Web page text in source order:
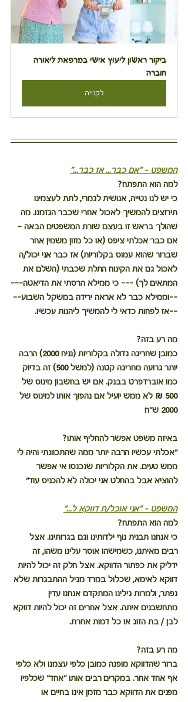
ביקור ראשון ליעוץ אישי במרפאת ליאורה
חוברה
לקנייה
המשפט – ״אם כבר... אז כבר...״
למה הוא התפתח?
כי יש לנו נטייה, אנושית לגמרי, לתת לעצמינו
תירוצים להמשיך לאכול אחרי שכבר הגזמנו. מה
שהולך בראש זו בעצם שורת המשפטים הבאה –
אם כבר אכלתי ציפס (או כל מזון משמין אחר
שברור שהוא עמוס בקלוריות) אז כבר אני יכול/ה
לאכול גם את הקינוח התלת שכבתי (השלם את
המתאים לך) --- כי ממילא הרסתי את הדיאטה---
--וממילא כבר לא אראה ירידה במשקל השבוע--
--אז לפחות כדאי לי להמשיך ליהנות עכשיו.
מה רע בזה?
כמובן שחריגה גדולה בקלוריות (נניח 2000) הרבה
יותר גרועה מחריגה קטנה (למשל 500) זה בדיוק
כמו אוברדפרט בבנק. אם יש בחשבון מינוס של
500 ₪ לא ממש יועיל אם נהפוך אותו למינוס של
2000 ש"ח
באיזה משפט אפשר להחליף אותו?
"אכלתי עכשיו הרבה יותר ממה שהתכוונתי והיה לי
ממש טעים. את הקלוריות שנכנסו אי אפשר
להוציא אבל בהחלט אני יכולה לא להכניס עוד"
המשפט – ״אני אוכל/ת דווקא ל...״
למה הוא התפתח?
כי אנחנו תבנית נוף ילדותינו וגם בגרותינו. אצל
רבים מאיתנו, כשמישהו אוסר עלינו משהו, זה
ידליק את כפתור הדווקא. אצל חלק זה יכול להיות
דווקא לאימא, שכלול במרד מגיל ההתבגרות שלא
נפתר, ולמרות גילינו המתקדם אנחנו עדין
מתחשבנים איתה. אצל אחרים זה יכול להיות דווקא
לבן / בת הזוג או כל דמות אחרת.
מה רע בזה?
ברור שהדווקא מופנה כמובן כלפי עצמנו ולא כלפי
אף אחד אחר. במקרים רבים אותו "אחד" שכלפיו
מפנים את הדווקא כבר מזמן אינו בחיים או